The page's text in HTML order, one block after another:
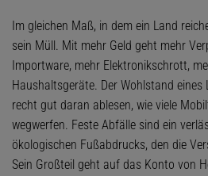
Im gleichen Maß, in dem ein Land
sein Müll. Mit mehr Geld geht mehr
Importware, mehr Elektronikschrott,
Haushaltsgeräte. Der Wohlstand
recht gut daran ablesen, wie viele
wegwerfen. Feste Abfälle sind ein
ökologischen Fußabdrucks, den die
Sein Großteil geht auf das Konto von